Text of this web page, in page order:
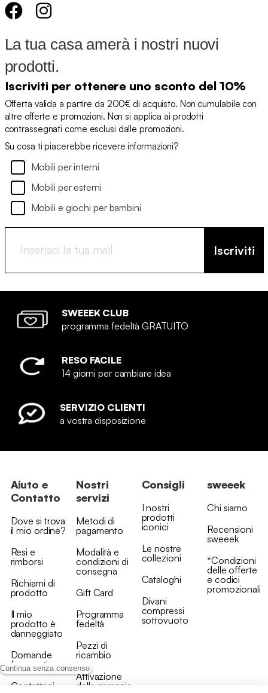
Continua senza consenso
La tua casa amerà i nostri nuovi
prodotti.
Iscriviti per ottenere uno sconto del 10%
Offerta valida a partire da 200€ di acquisto. Non cumulabile con
altre offerte e promozioni. Non si applica ai prodotti
contrassegnati come esclusi dalle promozioni.
Su cosa ti piacerebbe ricevere informazioni?
Mobili per interni
Mobili per esterni
Mobili e giochi per bambini
Iscriviti
SWEEEK CLUB
programma fedeltà GRATUITO
RESO FACILE
14 giorni per cambiare idea
SERVIZIO CLIENTI
a vostra disposizione
Aiuto e
Contatto
Dove si trova
il mio ordine?
Resi e
rimborsi
Richiami di
prodotto
Il mio
prodotto è
danneggiato
Domande
frequenti
Contattaci
Nostri
servizi
Metodi di
pagamento
Modalità e
condizioni di
consegna
Gift Card
Programma
fedeltà
Pezzi di
ricambio
Attivazione
della garanzia
Consigli
I nostri
prodotti
iconici
Le nostre
collezioni
Cataloghi
Divani
compressi
sottovuoto
sweeek
Chi siamo
Recensioni
sweeek
*Condizioni
delle offerte
e codici
promozionali